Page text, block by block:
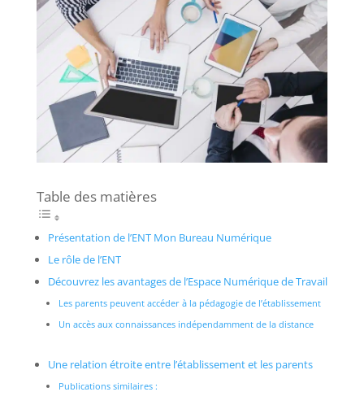
Table des matières
Présentation de l’ENT Mon Bureau Numérique
Le rôle de l’ENT
Découvrez les avantages de l’Espace Numérique de Travail
Les parents peuvent accéder à la pédagogie de l’établissement
Un accès aux connaissances indépendamment de la distance
Une relation étroite entre l’établissement et les parents
Publications similaires :